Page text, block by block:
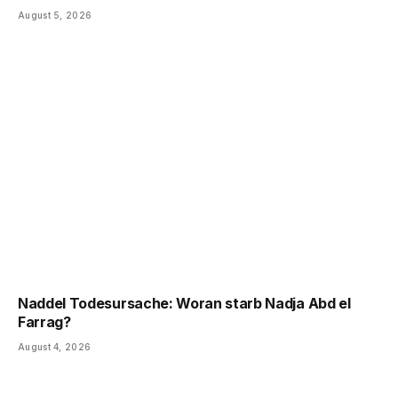
August 5, 2026
Naddel Todesursache: Woran starb Nadja Abd el
Farrag?
August 4, 2026